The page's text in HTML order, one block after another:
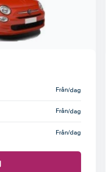
Från/dag
Från/dag
Från/dag